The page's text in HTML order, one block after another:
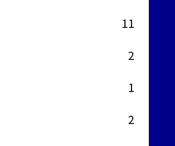
11
2
1
2